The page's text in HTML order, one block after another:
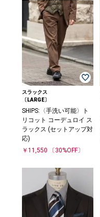
スラックス
〔LARGE〕
SHIPS:〈手洗い可能〉ト
リコット コーデュロイ ス
ラックス (セットアップ対
応)
￥11,550
〔30%OFF〕